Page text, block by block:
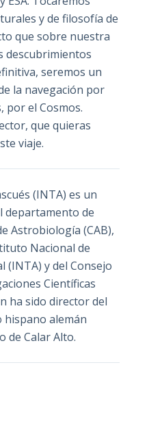
y de filosofía de
que sobre nuestra
descubrimientos
seremos un
la navegación por
por el Cosmos.
que quieras
viaje.
(INTA) es un
departamento de
Astrobiología (CAB),
Nacional de
(INTA) y del Consejo
Científicas
ha sido director del
alemán
de Calar Alto.